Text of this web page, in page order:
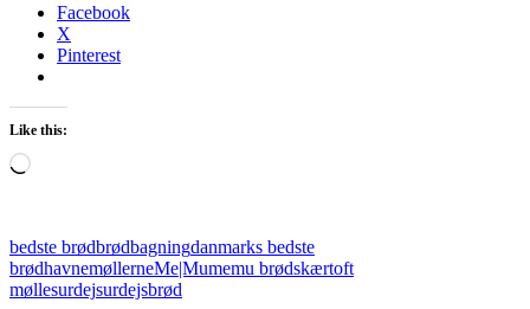
Facebook
X
Pinterest
Like this:
Loading…
bedste brødbrødbagningdanmarks bedste
brødhavnemøllerneMe|Mumemu brødskærtoft
møllesurdejsurdejsbrød